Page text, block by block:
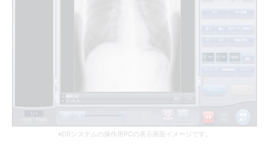
※DRシステムの操作用PCの表示画面イメージです。